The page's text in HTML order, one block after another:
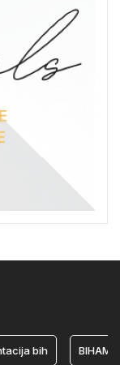
bih BIHAMK